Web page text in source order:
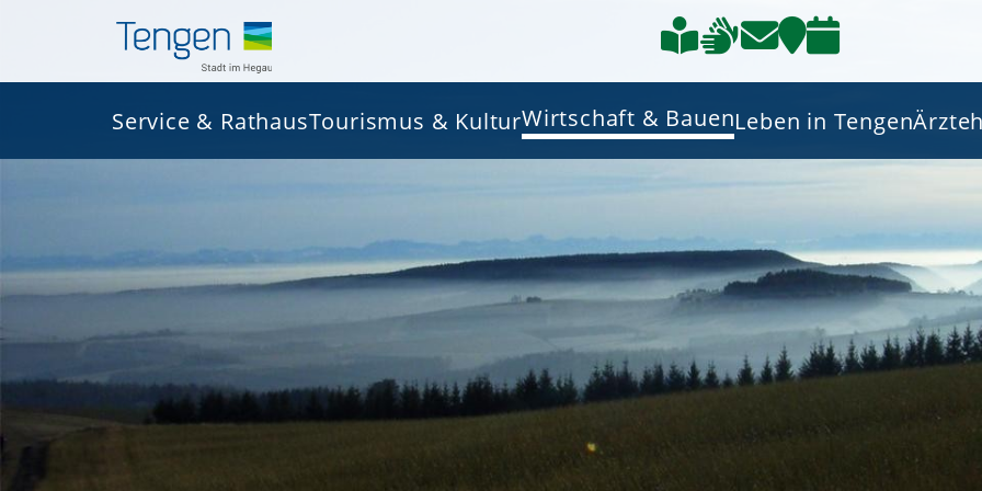
Service & RathausTourismus & KulturWirtschaft & BauenLeben in Tengen